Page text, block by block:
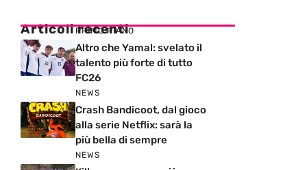
Articoli recenti
PRIMO PIANO
Altro che Yamal: svelato il
talento più forte di tutto
FC26
NEWS
Crash Bandicoot, dal gioco
alla serie Netflix: sarà la
più bella di sempre
NEWS